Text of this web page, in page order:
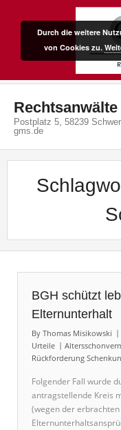
Rechtsanwälte
Postplatz 5, 58239
gms.de
BGH schützt
Elternunterhalt
By Thomas Misikowski
Urteile
Rückforderung
Folgender Fall wurde
antragstellende Kreis
(wegen der
Durch die weitere
von Cookies zu.